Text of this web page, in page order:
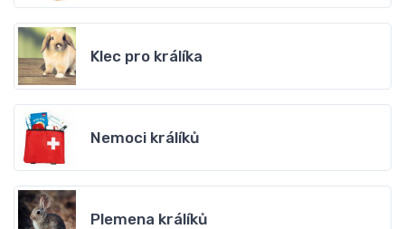
Klec pro králíka
Nemoci králíků
Plemena králíků